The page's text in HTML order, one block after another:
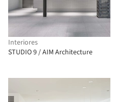
Interiores
STUDIO 9 / AIM Architecture